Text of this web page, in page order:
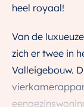
heel royaal!
Van de
zich er twee in
Valleigebouw.